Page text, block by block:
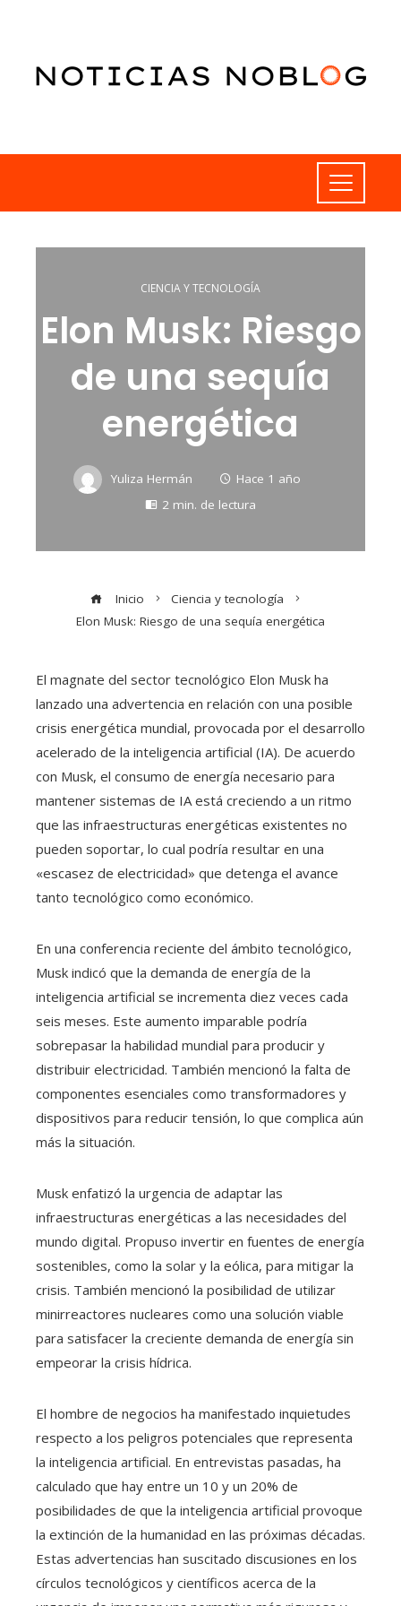
CIENCIA Y TECNOLOGÍA
Elon Musk: Riesgo
de una sequía
energética
Yuliza Hermán
Hace 1 año
2 min. de lectura
Inicio
Ciencia y tecnología
Elon Musk: Riesgo de una sequía energética
​El magnate del sector tecnológico Elon Musk ha
lanzado una advertencia en relación con una posible
crisis energética mundial, provocada por el desarrollo
acelerado de la inteligencia artificial (IA). De acuerdo
con Musk, el consumo de energía necesario para
mantener sistemas de IA está creciendo a un ritmo
que las infraestructuras energéticas existentes no
pueden soportar, lo cual podría resultar en una
«escasez de electricidad» que detenga el avance
tanto tecnológico como económico.​
En una conferencia reciente del ámbito tecnológico,
Musk indicó que la demanda de energía de la
inteligencia artificial se incrementa diez veces cada
seis meses. Este aumento imparable podría
sobrepasar la habilidad mundial para producir y
distribuir electricidad. También mencionó la falta de
componentes esenciales como transformadores y
dispositivos para reducir tensión, lo que complica aún
más la situación.
Musk enfatizó la urgencia de adaptar las
infraestructuras energéticas a las necesidades del
mundo digital. Propuso invertir en fuentes de energía
sostenibles, como la solar y la eólica, para mitigar la
crisis. También mencionó la posibilidad de utilizar
minirreactores nucleares como una solución viable
para satisfacer la creciente demanda de energía sin
empeorar la crisis hídrica.​
El hombre de negocios ha manifestado inquietudes
respecto a los peligros potenciales que representa
la inteligencia artificial. En entrevistas pasadas, ha
calculado que hay entre un 10 y un 20% de
posibilidades de que la inteligencia artificial provoque
la extinción de la humanidad en las próximas décadas.
Estas advertencias han suscitado discusiones en los
círculos tecnológicos y científicos acerca de la